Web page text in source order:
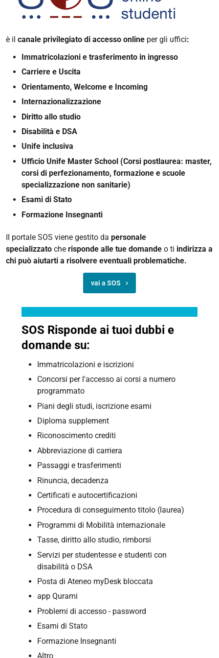
è il canale privilegiato di accesso online per gli uffici:
Immatricolazioni e trasferimento in ingresso
Carriere e Uscita
Orientamento, Welcome e Incoming
Internazionalizzazione
Diritto allo studio
Disabilità e DSA
Unife inclusiva
Ufficio Unife Master School (Corsi postlaurea: master,
corsi di perfezionamento, formazione e scuole
specializzazione non sanitarie)
Esami di Stato
Formazione Insegnanti
Il portale SOS viene gestito da personale
specializzato che risponde alle tue domande o ti indirizza a
chi può aiutarti a risolvere eventuali problematiche.
vai a SOS
SOS Risponde ai tuoi dubbi e
domande su:
Immatricolazioni e iscrizioni
Concorsi per l'accesso ai corsi a numero
programmato
Piani degli studi, iscrizione esami
Diploma supplement
Riconoscimento crediti
Abbreviazione di carriera
Passaggi e trasferimenti
Rinuncia, decadenza
Certificati e autocertificazioni
Procedura di conseguimento titolo (laurea)
Programmi di Mobilità internazionale
Tasse, diritto allo studio, rimborsi
Servizi per studentesse e studenti con
disabilità o DSA
Posta di Ateneo myDesk bloccata
app Qurami
Problemi di accesso - password
Esami di Stato
Formazione Insegnanti
Altro